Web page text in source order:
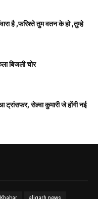
है ,फरिश्ते तुम वतन के हो ,तुम्हे
बिजली चोर
सेल्वा कुमारी जे होंगी नई